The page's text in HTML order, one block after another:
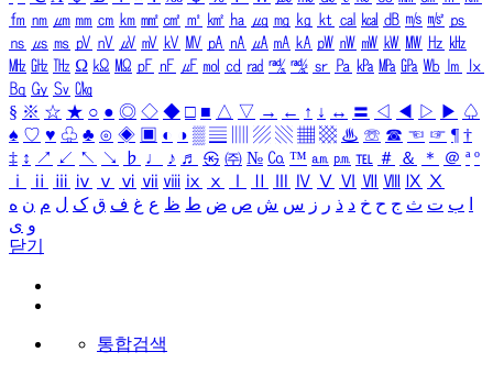
㎙ ㎚ ㎛ ㎜ ㎝ ㎞ ㎟ ㎠ ㎡ ㎢ ㏊ ㎍ ㎎ ㎏ ㏏ ㎈ ㎉ ㏈ ㎧ ㎨ ㎰
㎱ ㎲ ㎳ ㎴ ㎵ ㎶ ㎷ ㎸ ㎹ ㎀ ㎁ ㎂ ㎃ ㎄ ㎺ ㎻ ㎽ ㎾ ㎿ ㎐ ㎑
㎒ ㎓ ㎔ Ω ㏀ ㏁ ㎊ ㎋ ㎌ ㏖ ㏅ ㎭ ㎮ ㎯ ㏛ ㎩ ㎪ ㎫ ㎬ ㏝ ㏐
㏓
㏃ ㏉ ㏜ ㏆
§ ※ ☆ ★ ○ ● ◎ ◇ ◆ □ ■ △ ▽ → ← ↑ ↓ ↔ 〓 ◁ ◀ ▷ ▶ ♤
♠ ♡ ♥ ♧ ♣ ⊙ ◈ ▣ ◐ ◑ ▒ ▤ ▨ ▧ ▦ ▩ ♨ ☏ ☎ ☜ ☞ ¶ †
‡ ↕ ↗ ↙ ↖ ↘ ♭ ♩ ♪ ♬ ㉿ ㈜ № ㏇ ™ ㏂ ㏘ ℡ ＃ ＆ ＊ ＠ ª º
ⅰ
ⅱ ⅲ ⅳ ⅴ ⅵ ⅶ ⅷ ⅸ ⅹ Ⅳ Ⅴ Ⅵ Ⅶ Ⅷ Ⅸ Ⅹ
ب ت ث ج ح خ د ذ ر ز س ش ص ض ط ظ ع غ ف ق ک ل م ن ه
و ی
닫기
통합검색